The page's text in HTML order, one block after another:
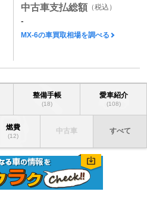
中古車支払総額 （税込）
-
MX-6の車買取相場を調べる
整備手帳
(18)
愛車紹介
(108)
燃費
(12)
中古車 すべて